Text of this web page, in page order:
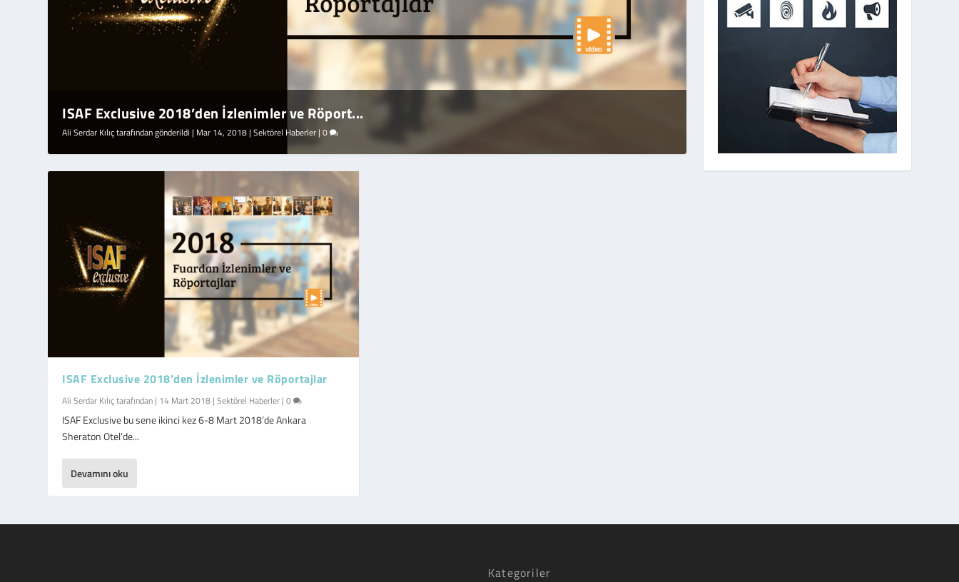
ISAF Exclusive 2018’den İzlenimler ve Röport...
Ali Serdar Kılıçtarafından gönderildi | Mar 14, 2018 |Sektörel Haberler |0
ISAF Exclusive 2018’den İzlenimler ve Röportajlar
Ali Serdar Kılıçtarafından | 14 Mart 2018 |Sektörel Haberler |0
ISAF Exclusive bu sene ikinci kez 6-8 Mart 2018’de Ankara
Sheraton Otel’de...
Devamını oku
Kategoriler